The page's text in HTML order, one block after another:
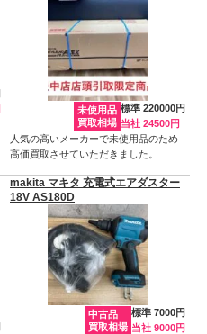
未使用品
買取相場
標準 220000円
当社 24500円
人気の高いメーカーで未使用品のため
高価買取させていただきました。
makita マキタ 充電式エアダスター
18V AS180D
中古品
買取相場
標準 7000円
当社 9000円